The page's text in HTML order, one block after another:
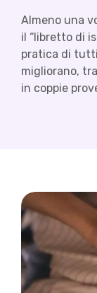
Almeno una
il “libretto di
pratica di
migliorano,
in coppie